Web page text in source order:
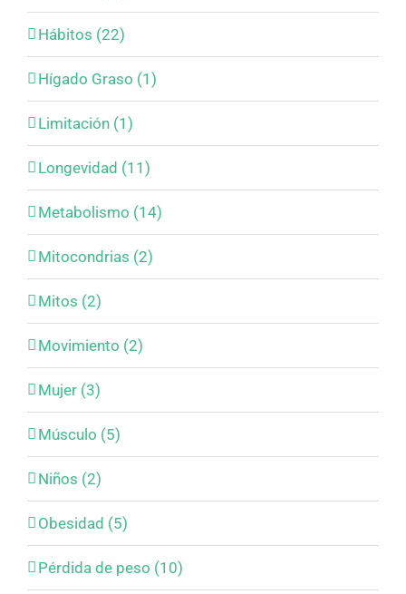
Hábitos (22)
Hígado Graso (1)
Limitación (1)
Longevidad (11)
Metabolismo (14)
Mitocondrias (2)
Mitos (2)
Movimiento (2)
Mujer (3)
Músculo (5)
Niños (2)
Obesidad (5)
Pérdida de peso (10)